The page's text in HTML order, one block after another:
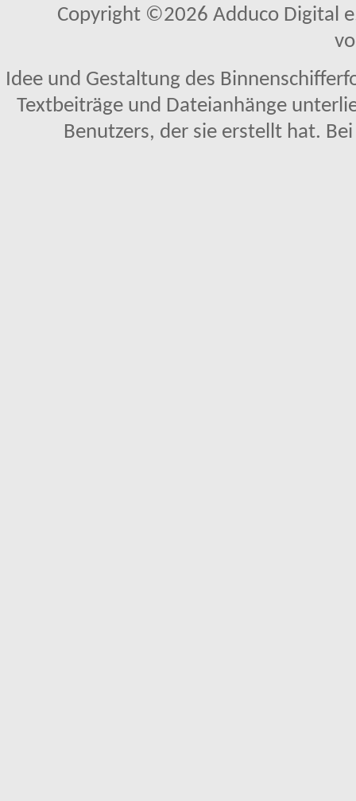
Copyright ©2026 Adduco Digital
Idee und Gestaltung des
Textbeiträge und Dateianhänge
Benutzers, der sie erstellt hat.